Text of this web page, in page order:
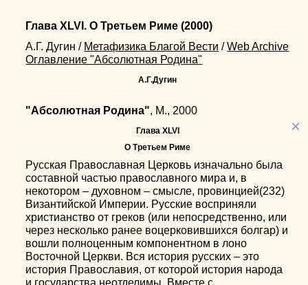
×
Глава XLVI. О Третьем Риме (2000)
А.Г. Дугин / Метафизика Благой Вести / Web Archive
Оглавление "Абсолютная Родина"
А.Г.Дугин
"Абсолютная Родина", М., 2000
Глава XLVI
О Третьем Риме
Русская Православная Церковь изначально была
составной частью православного мира и, в
некотором – духовном – смысле, провинцией(232)
Византийской Империи. Русские восприняли
христианство от греков (или непосредственно, или
через несколько ранее воцерковившихся болгар) и
вошли полноценным компонентном в лоно
Восточной Церкви. Вся история русских – это
история Православия, от которой история народа
и государства неотделимы. Вместе с